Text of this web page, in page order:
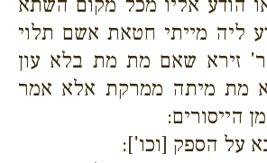
ליה מייתי חטאת אשם תלוי
זירא שאם מת מת בלא עון
מת מיתה ממרקת אלא אמר
הייסורים:
על הספק [וכו']: